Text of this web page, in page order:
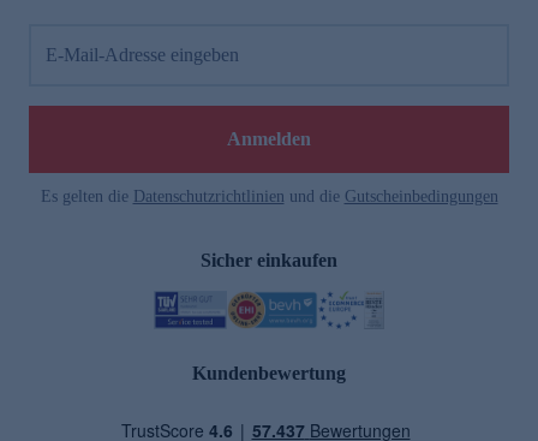
E-Mail-Adresse eingeben
Anmelden
Es gelten die Datenschutzrichtlinien und die Gutscheinbedingungen
Sicher einkaufen
Kundenbewertung